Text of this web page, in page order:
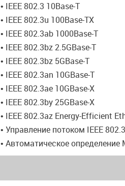
• IEEE 802.3 10Base-T
• IEEE 802.3u 100Base-TX
• IEEE 802.3ab 1000Base-T
• IEEE 802.3bz 2.5GBase-T
• IEEE 802.3bz 5GBase-T
• IEEE 802.3an 10GBase-T
• IEEE 802.3ae 10GBase-X
• IEEE 802.3by 25GBase-X
• IEEE 802.3az Energy-Efficient
• Управление потоком IEEE
• Автоматическое